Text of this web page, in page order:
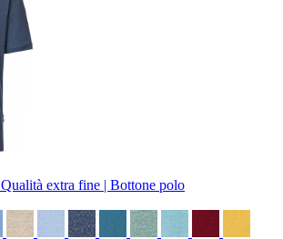
Qualità extra fine | Bottone polo